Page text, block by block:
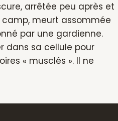
arrêtée peu après et
meurt assommée
par une gardienne.
dans sa cellule pour
« musclés ». Il ne